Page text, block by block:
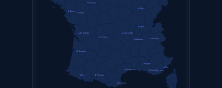
Lyon
Marseille
Toulouse
Nice
Nantes
Montpellier
Bordeaux
Dijon
Clermont-Fd
Grenoble
Angers
Le Mans
Limoges
La Rochelle
Pau
Avignon
St-Étienne
Perpignan
Toulon